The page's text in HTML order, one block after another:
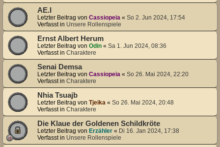
AE.I
Letzter Beitrag von Cassiopeia « So 2. Jun 2024, 17:54
Verfasst in Unsere Rollenspiele
Ernst Albert Herum
Letzter Beitrag von Odin « Sa 1. Jun 2024, 08:36
Verfasst in Charaktere
Senai Demsa
Letzter Beitrag von Cassiopeia « So 26. Mai 2024, 22:20
Verfasst in Charaktere
Nhia Tsuajb
Letzter Beitrag von Tjeika « So 26. Mai 2024, 20:48
Verfasst in Charaktere
Die Klaue der Goldenen Schildkröte
Letzter Beitrag von Erzähler « Di 16. Jan 2024, 17:38
Verfasst in Unsere Rollenspiele